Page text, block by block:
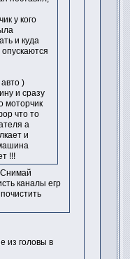
у кого
и куда
)
и сразу
моторчик
что то
а
и
!!!
каналы егр
из головы в